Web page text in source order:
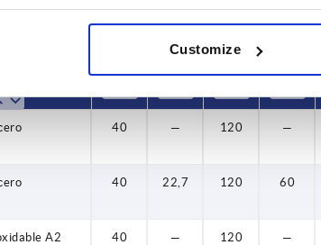
Customize
40 — 120 —
40 22,7 120 60
A2 40 — 120 —